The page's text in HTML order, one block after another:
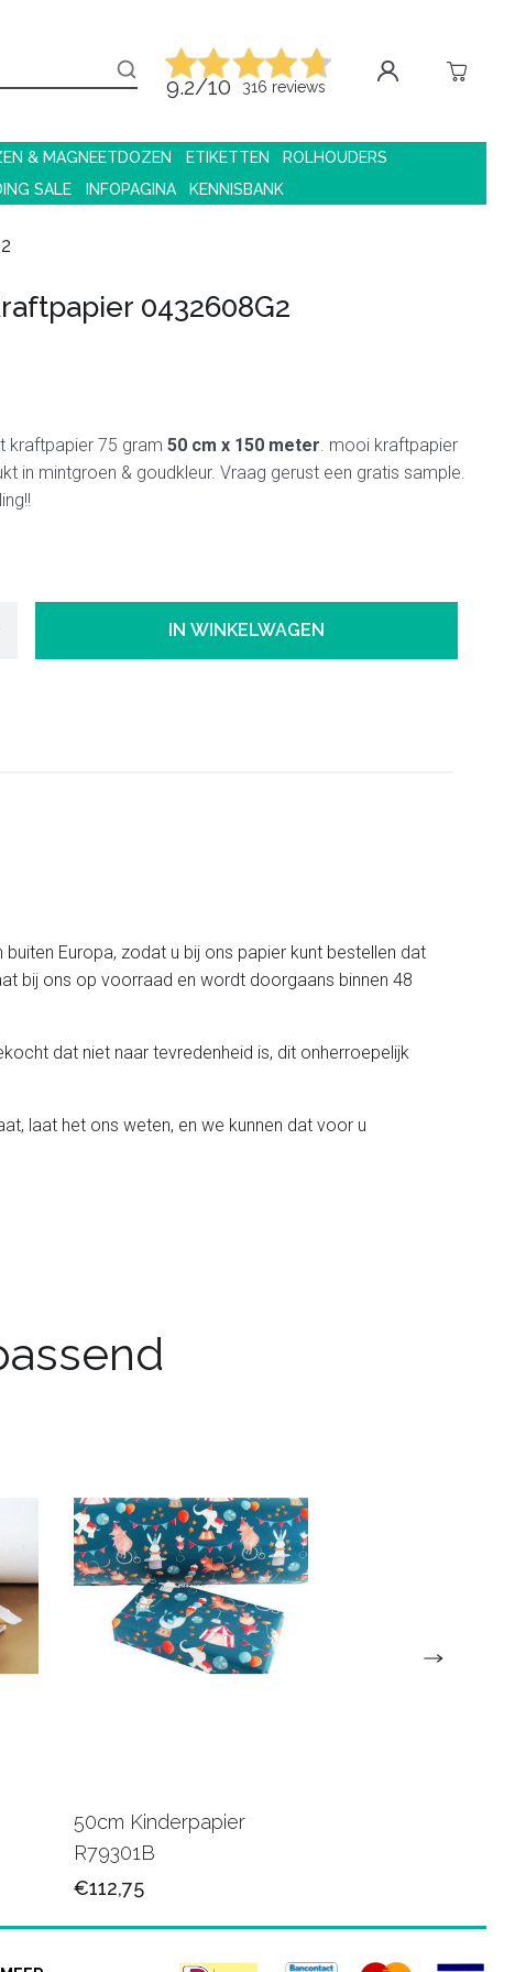
9.2/10 316 reviews
& MAGNEETDOZEN ETIKETTEN
ROLHOUDERS
SALE INFOPAGINA KENNISBANK
0432608G2
kraftpapier 75 gram 50 cm x 150 meter . mooi kraftpapier
in mintgroen & goudkleur. Vraag gerust een gratis sample.
IN WINKELWAGEN
Europa, zodat u bij ons papier kunt bestellen dat
bij ons op voorraad en wordt doorgaans binnen 48
dat niet naar tevredenheid is, dit onherroepelijk
laat het ons weten, en we kunnen dat voor u
50cm Kinderpapier
R79301B
€112,75